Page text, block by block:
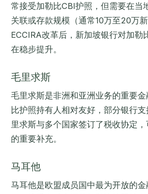
常接受加勒比CBI护照，但需要在当
关联或存款规模（通常10万至20万新
ECCIRA改革后，新加坡银行对加勒
在稳步提升。
毛里求斯
毛里求斯是非洲和亚洲业务的重要
比护照持有人相对友好，部分银行
里求斯与多个国家签订了税收协定
的重要补充。
马耳他
马耳他是欧盟成员国中最为开放的